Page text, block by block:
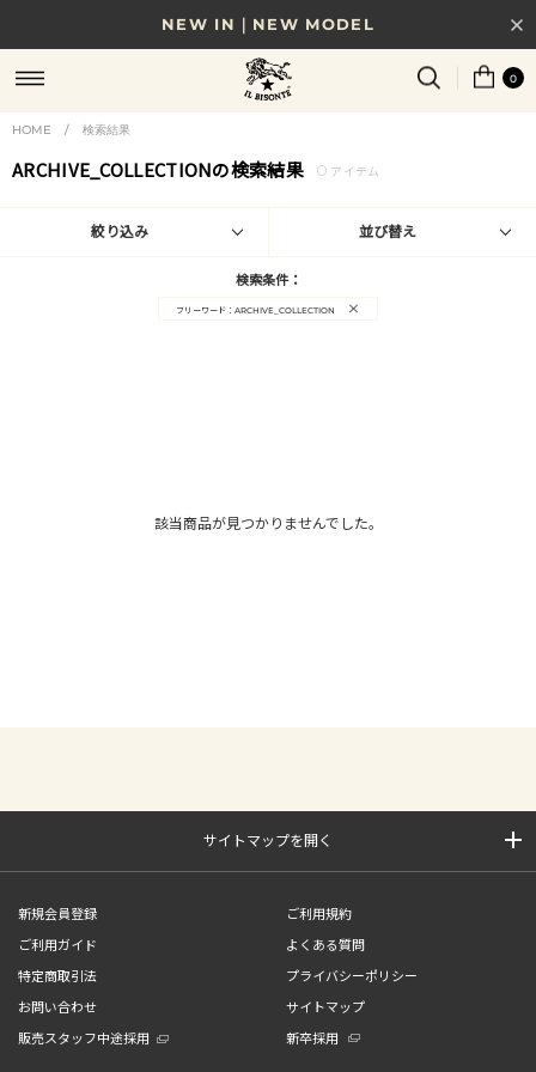
NEW IN｜NEW MODEL
8/17(月)10時まで｜税込11,000円以上で送料無料
贈る相手やシーンから選べる、新しいギフトガイド
NEW IN｜COLOR LEATHER
0
HOME / 検索結果
ARCHIVE_COLLECTIONの検索結果 0 アイテム
絞り込み 並び替え
検索条件：
フリーワード：ARCHIVE_COLLECTION ×
該当商品が見つかりませんでした。
サイトマップを開く
新規会員登録
ご利用規約
ご利用ガイド
よくある質問
特定商取引法
プライバシーポリシー
お問い合わせ
サイトマップ
販売スタッフ中途採用
新卒採用